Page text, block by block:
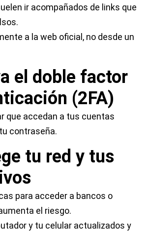
ir acompañados de links que
a la web oficial, no desde un
el doble factor
(2FA)
que accedan a tus cuentas
contraseña.
tu red y tus
para acceder a bancos o
el riesgo.
y tu celular actualizados y